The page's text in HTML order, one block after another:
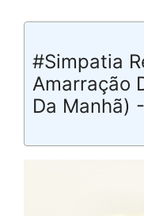
#Simpatia
Amarração
Da Manhã)